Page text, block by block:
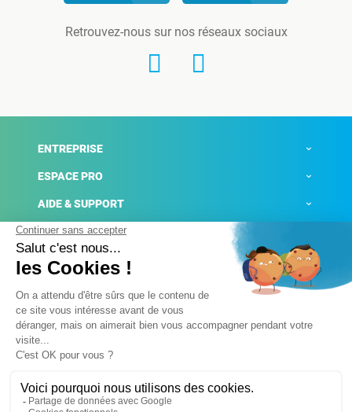
Retrouvez-nous sur nos réseaux sociaux
ENTREPRISE
ESPACE PRO
AIDE & SUPPORT
ACTUALITÉS
Mentions légales
Conditions générales de ventes